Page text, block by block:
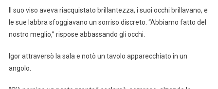
Il suo viso aveva riacquistato brillantezza, i suoi occhi brillavano, e
le sue labbra sfoggiavano un sorriso discreto. “Abbiamo fatto del
nostro meglio,” rispose abbassando gli occhi.
Igor attraversò la sala e notò un tavolo apparecchiato in un
angolo.